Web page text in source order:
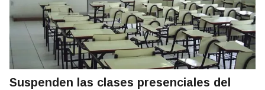
Suspenden las clases presenciales del